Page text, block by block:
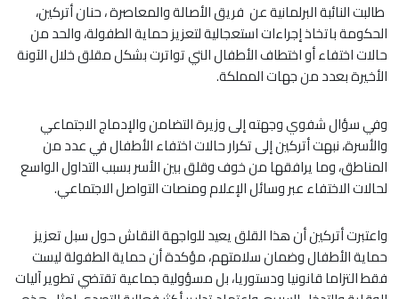
طالبت النائبة البرلمانية عن فريق الأصالة والمعاصرة ، حنان أتركين،
الحكومة باتخاذ إجراءات استعجالية لتعزيز حماية الطفولة، والحد من
حالات اختفاء أو اختطاف الأطفال التي تواترت بشكل مقلق خلال الآونة
الأخيرة بعدد من جهات المملكة.
وفي سؤال شفوي وجهته إلى وزيرة التضامن والإدماج الاجتماعي
والأسرة، نبهت أتركين إلى تكرار حالات اختفاء الأطفال في عدد من
المناطق، وما يرافقها من خوف وقلق بين الأسر بسبب التداول الواسع
لحالات الاختفاء عبر وسائل الإعلام ومنصات التواصل الاجتماعي.
واعتبرت أتركين أن هذا القلق يعيد للواجهة النقاش حول سبل تعزيز
حماية الأطفال وضمان سلامتهم، مؤكدة أن حماية الطفولة ليست
فقط التزاما قانونيا ودستوريا، بل مسؤولية جماعية تقتضي تطوير آليات